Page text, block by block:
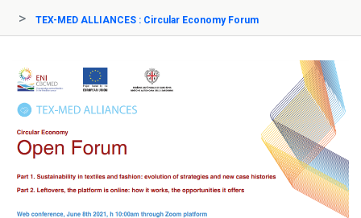
TEX-MED ALLIANCES : Circular Economy Forum